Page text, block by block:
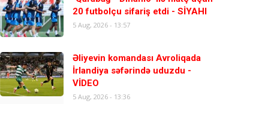
20 futbolçu sifariş etdi - SİYAHI
5 Aug, 2026 - 13:57
Əliyevin komandası Avroliqada
İrlandiya səfərində uduzdu -
VİDEO
5 Aug, 2026 - 13:36